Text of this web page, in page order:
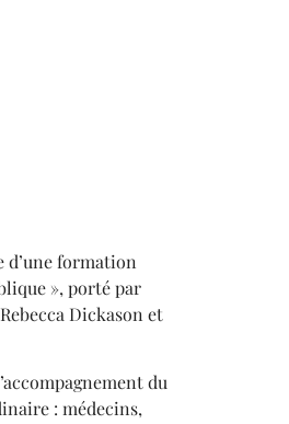
d’une formation
», porté par
Dickason et
du
: médecins,